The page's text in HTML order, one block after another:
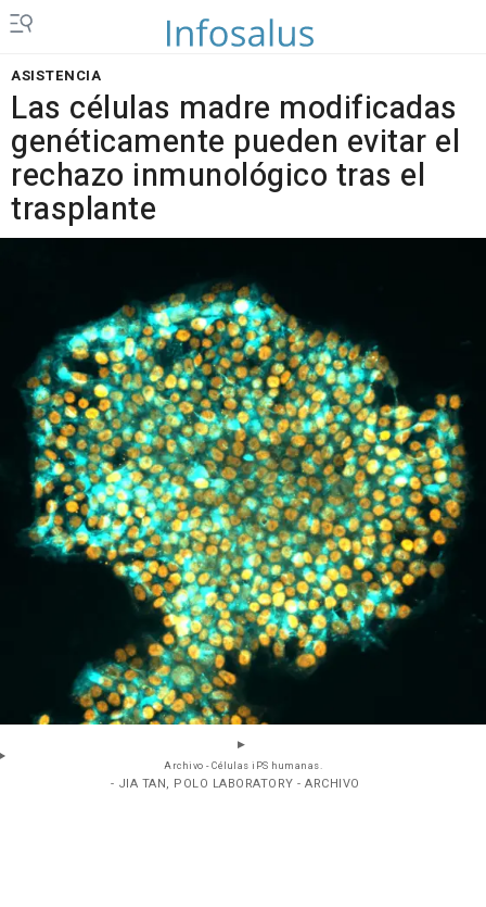
ASISTENCIA
Las células madre modificadas
genéticamente pueden evitar el
rechazo inmunológico tras el
trasplante
Archivo - Células iPS humanas.
- JIA TAN, POLO LABORATORY - ARCHIVO